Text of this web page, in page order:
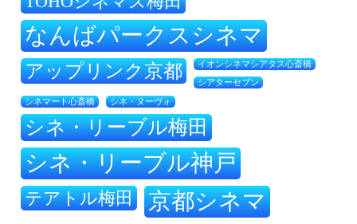
なんばパークスシネマ
アップリンク京都 イオンシネマシアタス心斎橋
シアターセブン
シネマート心斎橋 シネ・ヌーヴォ
シネ・リーブル梅田
シネ・リーブル神戸
テアトル梅田 京都シネマ